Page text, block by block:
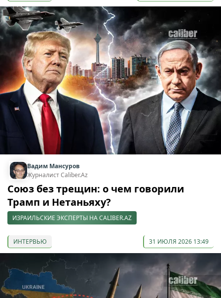
Вадим Мансуров
Журналист Caliber.Az
Союз без трещин: о чем говорили
Трамп и Нетаньяху?
ИЗРАИЛЬСКИЕ ЭКСПЕРТЫ НА CALIBER.AZ
ИНТЕРВЬЮ 31 ИЮЛЯ 2026 13:49